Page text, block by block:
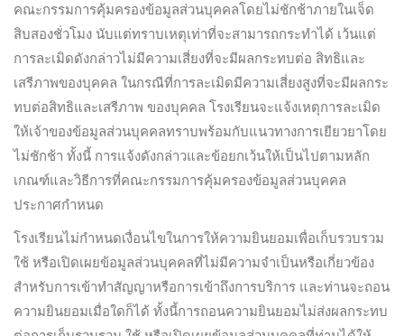
คณะกรรมการคุ้มครองข้อมูลส่วนบุคคลโดยไม่ชักช้าภายในเจ็ด
สิบสองชั่วโมง นับแต่ทราบเหตุเท่าที่จะสามารถกระทำได้ เว้นแต่
การละเมิดดังกล่าวไม่มีความเสี่ยงที่จะมีผลกระทบต่อ สิทธิและ
เสรีภาพของบุคคล ในกรณีที่การละเมิดมีความเสี่ยงสูงที่จะมีผลกระ
ทบต่อสิทธิและเสรีภาพ ของบุคคล โรงเรียนจะแจ้งเหตุการละเมิด
ให้เจ้าของข้อมูลส่วนบุคคลทราบพร้อมกับแนวทางการเยียวยาโดย
ไม่ชักช้า ทั้งนี้ การแจ้งดังกล่าวและข้อยกเว้นให้เป็นไปตามหลัก
เกณฑ์และวิธีการที่คณะกรรมการคุ้มครองข้อมูลส่วนบุคคล
ประกาศกำหนด
โรงเรียนไม่กำหนดเงื่อนไขในการให้ความยินยอมเพื่อเก็บรวบรวม
ใช้ หรือเปิดเผยข้อมูลส่วนบุคคลที่ไม่มีความจำเป็นหรือเกี่ยวข้อง
สำหรับการเข้าทำสัญญาหรือการเข้าถึงการบริการ และท่านจะถอน
ความยินยอมเมื่อใดก็ได้ ทั้งนี้การถอนความยินยอมไม่ส่งผลกระทบ